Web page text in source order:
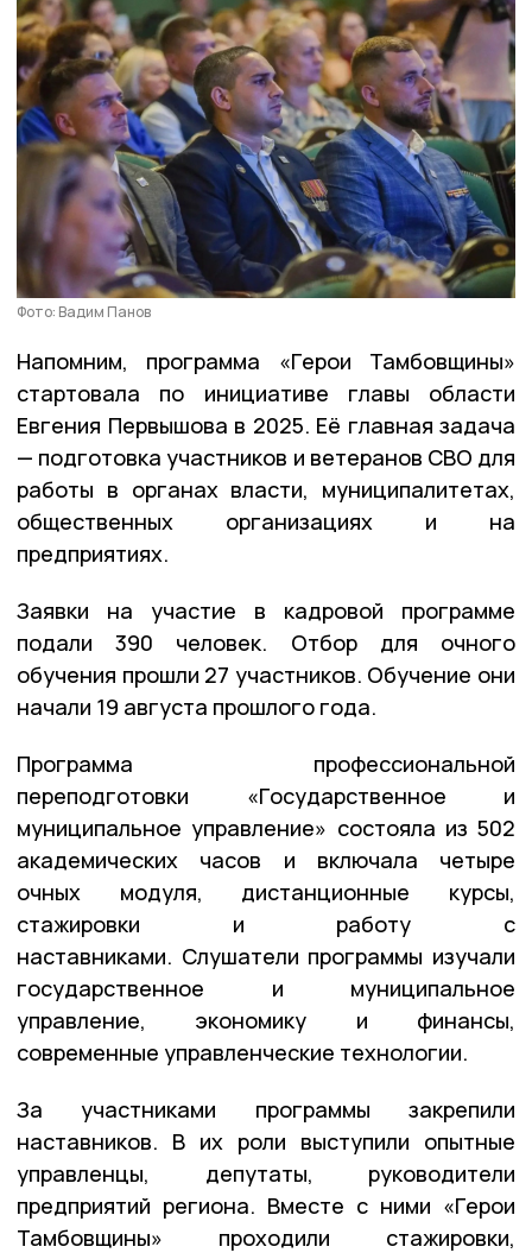
Фото: Вадим Панов
Напомним, программа «Герои Тамбовщины»
стартовала по инициативе главы области
Евгения Первышова в 2025. Её главная задача
— подготовка участников и ветеранов СВО для
работы в органах власти, муниципалитетах,
общественных организациях и на
предприятиях.
Заявки на участие в кадровой программе
подали 390 человек. Отбор для очного
обучения прошли 27 участников. Обучение они
начали 19 августа прошлого года.
Программа профессиональной
переподготовки «Государственное и
муниципальное управление» состояла из 502
академических часов и включала четыре
очных модуля, дистанционные курсы,
стажировки и работу с
наставниками. Слушатели программы изучали
государственное и муниципальное
управление, экономику и финансы,
современные управленческие технологии.
За участниками программы закрепили
наставников. В их роли выступили опытные
управленцы, депутаты, руководители
предприятий региона. Вместе с ними «Герои
Тамбовщины» проходили стажировки,